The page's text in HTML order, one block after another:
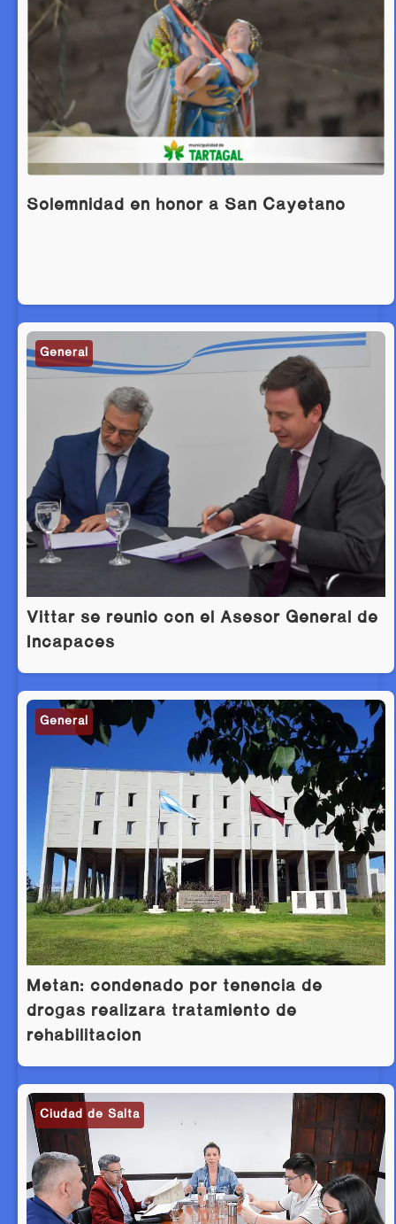
Solemnidad en honor a San Cayetano
General
Vittar se reunió con el Asesor General de
Incapaces
General
Metán: condenado por tenencia de
drogas realizará tratamiento de
rehabilitación
Ciudad de Salta